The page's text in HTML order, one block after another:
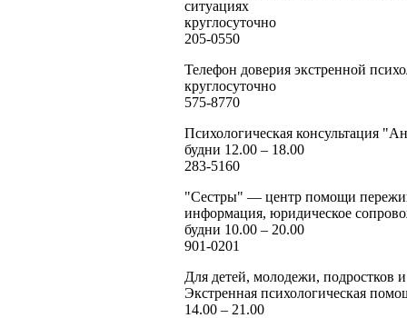
ситуациях
круглосуточно
205-0550
Телефон доверия экстренной
круглосуточно
575-8770
Психологическая консультация
будни 12.00 – 18.00
283-5160
"Сестры" — центр помощи
информация, юридическое
будни 10.00 – 20.00
901-0201
Для детей, молодежи, подростков
Экстренная психологическая
14.00 – 21.00